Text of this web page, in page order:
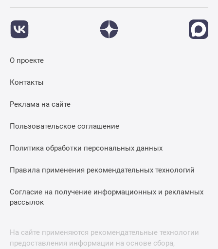
О проекте
Контакты
Реклама на сайте
Пользовательское соглашение
Политика обработки персональных данных
Правила применения рекомендательных технологий
Согласие на получение информационных и рекламных
рассылок
На сайте применяются рекомендательные технологии
предоставления информации на основе сбора,